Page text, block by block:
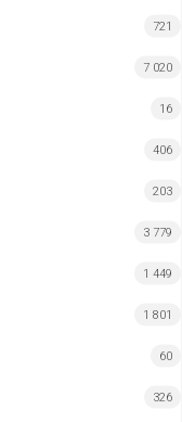
721
7 020
16
406
203
3 779
1 449
1 801
60
326